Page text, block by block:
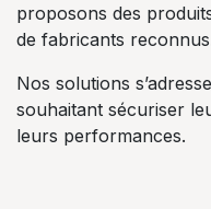
proposons des
de fabricants
Nos solutions
souhaitant sécuriser
leurs performances.